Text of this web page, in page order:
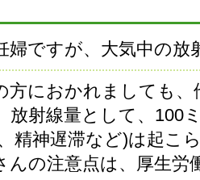
婦ですが、大気中の
方におかれましても
放射線量として、100
精神遅滞など)は起こ
んの注意点は、厚生